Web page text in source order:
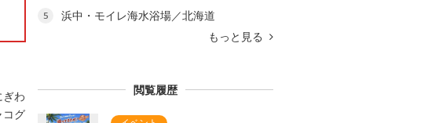
わ
コグ
5
浜中・モイレ海水浴場／北海道
もっと見る
閲覧履歴